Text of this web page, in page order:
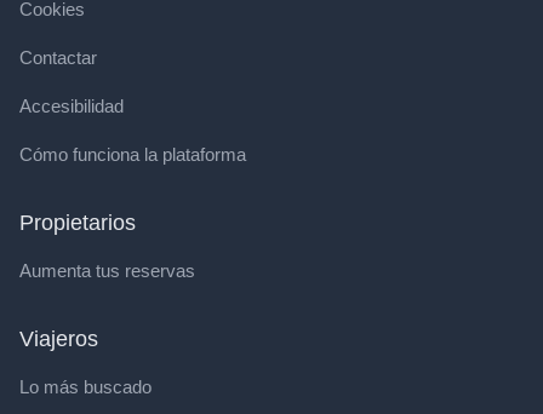
Cookies
Contactar
Accesibilidad
Cómo funciona la plataforma
Propietarios
Aumenta tus reservas
Viajeros
Lo más buscado